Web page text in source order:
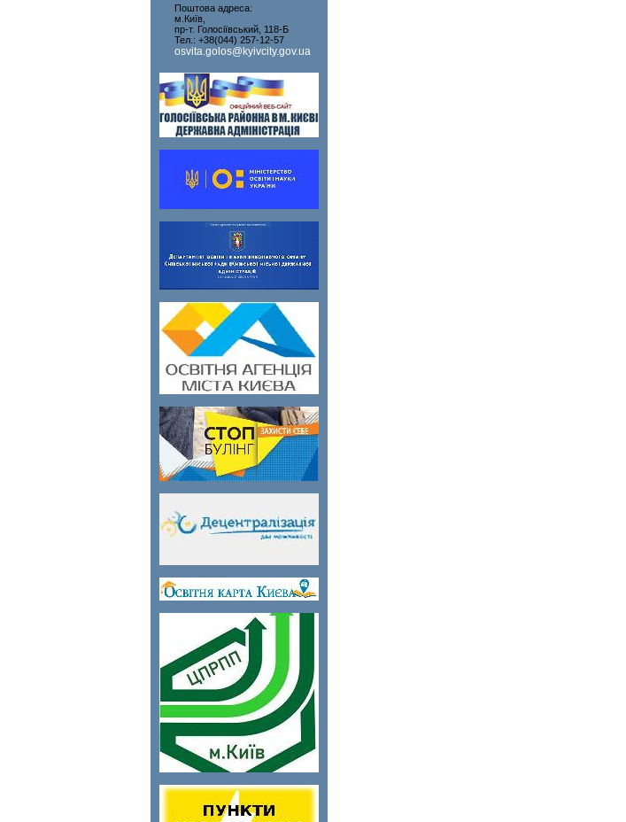
Поштова адреса:
м.Київ,
пр-т. Голосіївський, 118-Б
Тел.: +38(044) 257-12-57
osvita.golos@kyivcity.gov.ua